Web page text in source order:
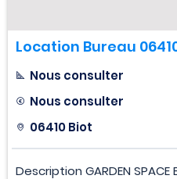
Location Bureau
Nous consulter
Nous consulter
06410 Biot
Description GARDEN